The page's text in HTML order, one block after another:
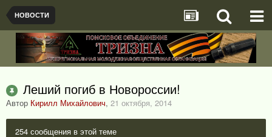
НОВОСТИ
Леший погиб в Новороссии!
Автор Кирилл Михайлович, 21 октября, 2014
254 сообщения в этой теме